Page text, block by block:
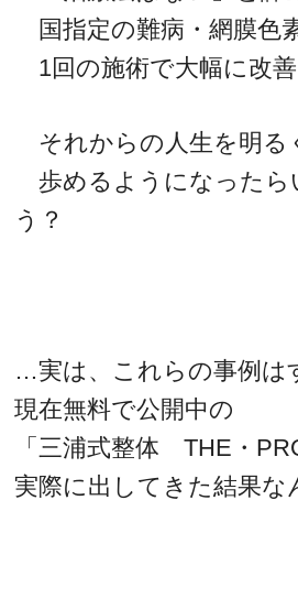
国指定の難病・網膜色
1回の施術で大幅に改善
それからの人生を明る
歩めるようになったら
う？
…実は、これらの事例は
現在無料で公開中の
「三浦式整体 THE・
実際に出してきた結果な